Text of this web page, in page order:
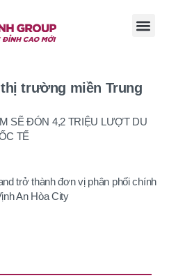
trường miền Trung
SẼ ĐÓN 4,2 TRIỆU LƯỢT DU
TẾ
trở thành đơn vị phân phối chính
An Hòa City